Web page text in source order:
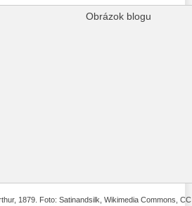
1879. Foto: Satinandsilk, Wikimedia Commons,